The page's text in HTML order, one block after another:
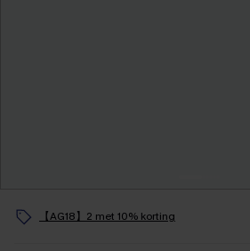
【AG18】2 met 10% korting